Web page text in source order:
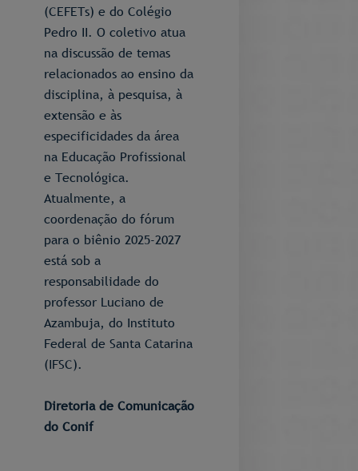
(CEFETs) e do Colégio
Pedro II. O coletivo atua
na discussão de temas
relacionados ao ensino da
disciplina, à pesquisa, à
extensão e às
especificidades da área
na Educação Profissional
e Tecnológica.
Atualmente, a
coordenação do fórum
para o biênio 2025-2027
está sob a
responsabilidade do
professor Luciano de
Azambuja, do Instituto
Federal de Santa Catarina
(IFSC).
Diretoria de Comunicação
do Conif